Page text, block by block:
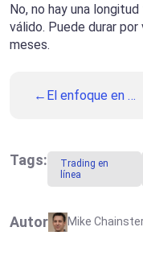
No, no hay una
válido. Puede durar por
meses.
El enfoque en la
movimiento del
banco central?
Tags:
Trading en
línea
Autor Mike